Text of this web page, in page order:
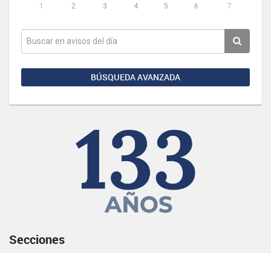
1
2 3 4 5 6 7
BÚSQUEDA AVANZADA
Secciones